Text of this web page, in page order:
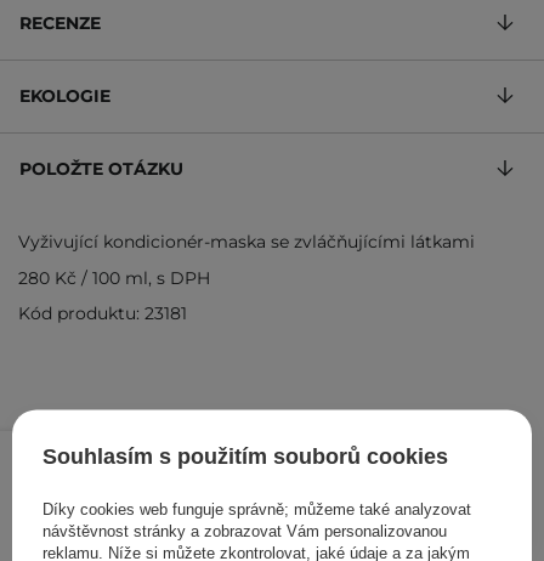
699 Kč / ks
PŘIDAT DO KOŠÍKU
RECENZE
EKOLOGIE
POLOŽTE OTÁZKU
Vyživující kondicionér-maska se zvláčňujícími látkami
280 Kč / 100 ml, s DPH
Kód produktu: 23181
Souhlasím s použitím souborů cookies
Díky cookies web funguje správně; můžeme také analyzovat
návštěvnost stránky a zobrazovat Vám personalizovanou
reklamu. Níže si můžete zkontrolovat, jaké údaje a za jakým